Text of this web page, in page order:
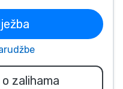
zalihama